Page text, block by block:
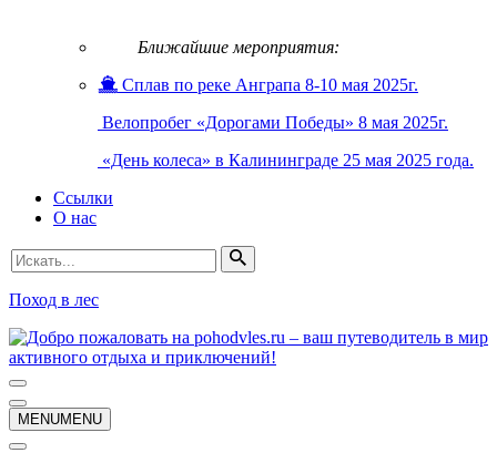
Ближайшие мероприятия:
Сплав по реке Анграпа 8-10 мая 2025г.
Велопробег «Дорогами Победы» 8 мая 2025г.
«День колеса» в Калининграде 25 мая 2025 года.
Ссылки
О нас
Искать...
Поход в лес
Меню
навигации
Меню
навигации
MENUMENU